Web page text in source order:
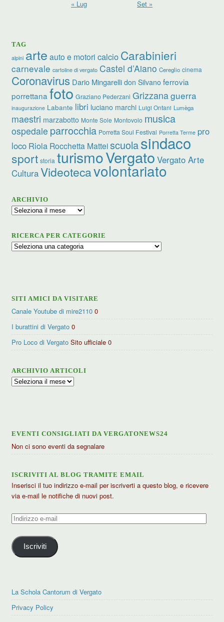
« Lug
Set »
TAG
alpini arte auto e motori calcio Carabinieri
carnevale cartoline di vergato Castel d’Aiano Cereglio cinema
Coronavirus Dario Mingarelli don Silvano ferrovia
porrettana foto Graziano Pederzani Grizzanaguerra
inaugurazione Labante libri luciano marchi Luigi Ontani Lumèga
maestri marzabotto Monte Sole Montovolo musica
ospedale parrocchia Porretta Soul Festival Porretta Terme pro
loco Riola Rocchetta Matteiscuolasindaco
sport storia turismoVergato Vergato Arte
CulturaVideotecavolontariato
ARCHIVIO
Archivio
RICERCA PER CATEGORIE
Ricerca
SITI AMICI DA VISITARE
Canale Youtube di mire2110 0
I burattini di Vergato 0
Pro Loco di Vergato Sito ufficiale 0
ARCHIVIO ARTICOLI
Archivio
EVENTI CONSIGLIATI DA VERGATONEWS24
Non ci sono eventi da segnalare
ISCRIVITI AL BLOG TRAMITE EMAIL
Inserisci il tuo indirizzo e-mail per iscriverti a questo blog, e ricevere
via e-mail le notifiche di nuovi post.
Indirizzo
mail
Iscriviti
La Schola Cantorum di Vergato
Privacy Policy